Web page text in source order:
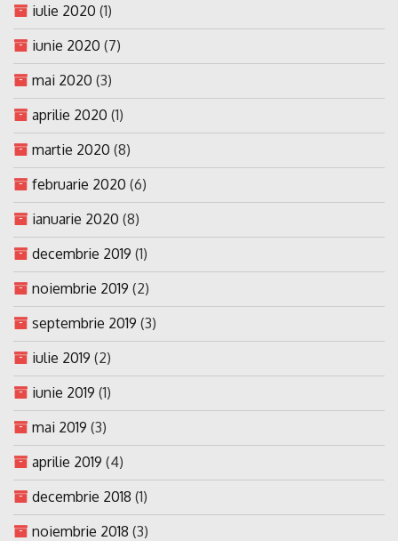
iulie 2020 (1)
iunie 2020 (7)
mai 2020 (3)
aprilie 2020 (1)
martie 2020 (8)
februarie 2020 (6)
ianuarie 2020 (8)
decembrie 2019 (1)
noiembrie 2019 (2)
septembrie 2019 (3)
iulie 2019 (2)
iunie 2019 (1)
mai 2019 (3)
aprilie 2019 (4)
decembrie 2018 (1)
noiembrie 2018 (3)